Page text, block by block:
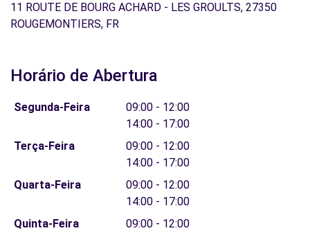
11 ROUTE DE BOURG ACHARD - LES GROULTS, 27350
ROUGEMONTIERS, FR
Horário de Abertura
Segunda-Feira
09:00 - 12:00
14:00 - 17:00
Terça-Feira
09:00 - 12:00
14:00 - 17:00
Quarta-Feira
09:00 - 12:00
14:00 - 17:00
Quinta-Feira
09:00 - 12:00